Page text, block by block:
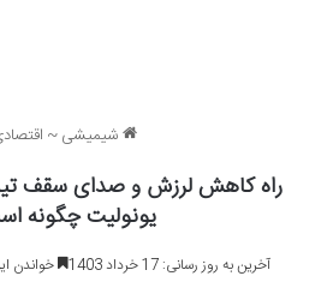
شیمیشی ~
راه کاهش لرزش و صدای سقف
یونولیت چگونه
آخرین به روز رسانی: 17 خرداد 1403 خواندن این مطلب